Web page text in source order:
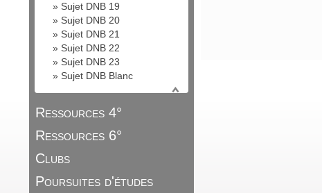
» Sujet DNB 19
» Sujet DNB 20
» Sujet DNB 21
» Sujet DNB 22
» Sujet DNB 23
» Sujet DNB Blanc
Ressources 4°
Ressources 6°
Clubs
Poursuites d'études